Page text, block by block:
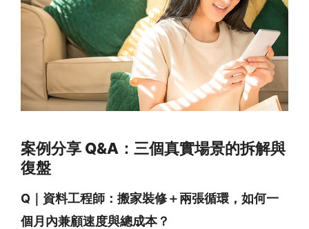
案例分享 Q&A：三個真實場景的拆解與
復盤
Q｜資料工程師：搬家裝修＋兩張循環，如何一
個月內兼顧速度與總成本？